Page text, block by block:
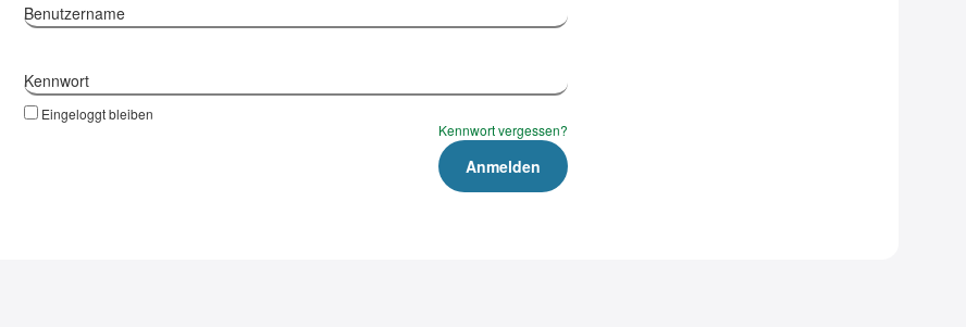
Benutzername
Kennwort
Eingeloggt bleiben
Kennwort vergessen?